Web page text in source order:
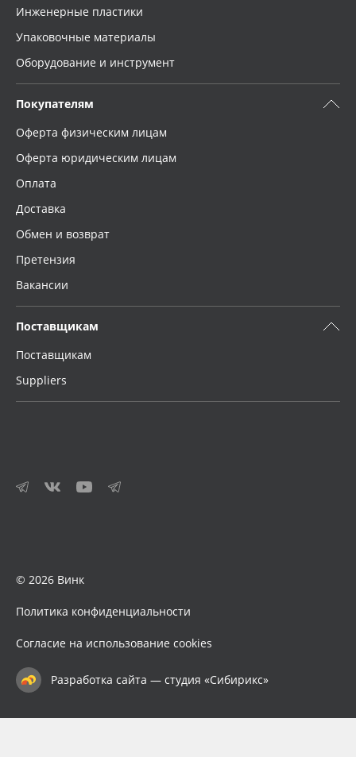
Инженерные пластики
Упаковочные материалы
Оборудование и инструмент
Покупателям
Оферта физическим лицам
Оферта юридическим лицам
Оплата
Доставка
Обмен и возврат
Претензия
Вакансии
Поставщикам
Поставщикам
Suppliers
© 2026 Винк
Политика конфиденциальности
Согласие на использование cookies
Разработка сайта — студия «Сибирикс»